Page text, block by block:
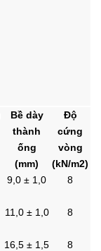
Bề dày
thành
ống
Độ
cứng
vòng
(mm)
(kN/m2)
9,0 ± 1,0 8
11,0 ± 1,0 8
16,5 ± 1,5 8